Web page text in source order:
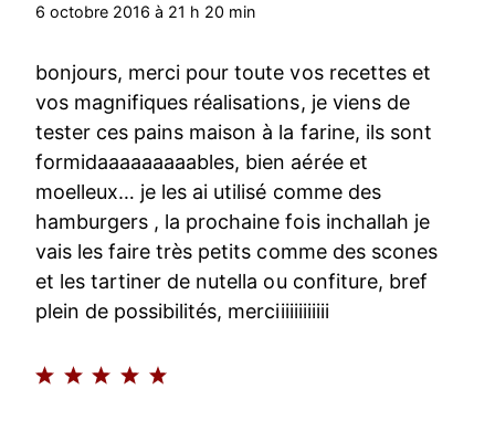
6 octobre 2016 à 21 h 20 min
bonjours, merci pour toute vos recettes et
vos magnifiques réalisations, je viens de
tester ces pains maison à la farine, ils sont
formidaaaaaaaaables, bien aérée et
moelleux… je les ai utilisé comme des
hamburgers , la prochaine fois inchallah je
vais les faire très petits comme des scones
et les tartiner de nutella ou confiture, bref
plein de possibilités, merciiiiiiiiiiii